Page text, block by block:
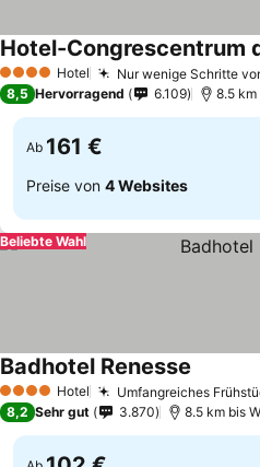
4 Sterne Hotel Nur wenige Schritte
Hotel-Congrescentrum
8,5 Hervorragend 6.109 8.5 km
Ab 161 €
Preise von 4 Websites
Beliebte Wahl
4 Sterne Hotel Umfangreiches
Badhotel Renesse
8,2 Sehr gut 3.870 8.5 km bis